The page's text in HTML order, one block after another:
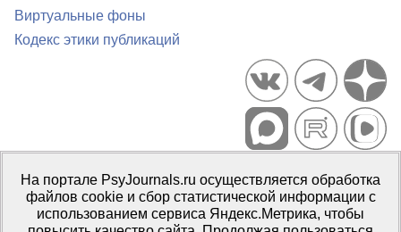
Виртуальные фоны
Кодекс этики публикаций
Портал психологических изданий PsyJournals.ru, 2007–2026
Правила использования материалов
Свидетельство регистрации СМИЭл № ФС77-66447 от 14 июля
2016 г.
На портале PsyJournals.ru осуществляется обработка
файлов cookie и сбор статистической информации с
использованием сервиса Яндекс.Метрика, чтобы